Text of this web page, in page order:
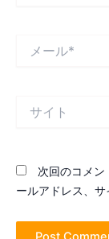
次回のコメン
ールアドレス、サ